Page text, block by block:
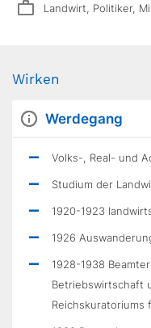
Landwirt, Politiker,
Wirken
Werdegang
Volks-, Real- und
Studium der
1920-1923
1926
1928-1938
Betriebswirtschaft
Reichskuratoriums